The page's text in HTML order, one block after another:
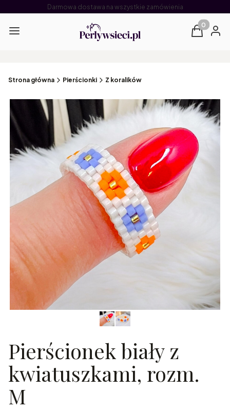
Darmowa dostawa na wszystkie zamówienia
Menu Produkty
Koszyk
Strona główna Pierścionki Z koralików
Pierścionek biały z
kwiatuszkami, rozm.
M